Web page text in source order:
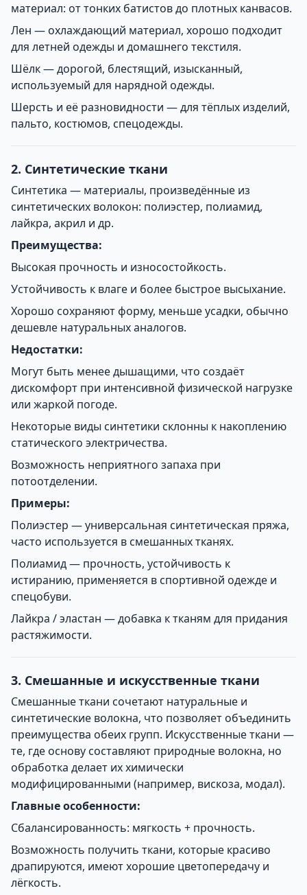
материал: от тонких батистов до плотных канвасов.
Лен — охлаждающий материал, хорошо подходит
для летней одежды и домашнего текстиля.
Шёлк — дорогой, блестящий, изысканный,
используемый для нарядной одежды.
Шерсть и её разновидности — для тёплых изделий,
пальто, костюмов, спецодежды.
2. Синтетические ткани
Синтетика — материалы, произведённые из
синтетических волокон: полиэстер, полиамид,
лайкра, акрил и др.
Преимущества:
Высокая прочность и износостойкость.
Устойчивость к влаге и более быстрое высыхание.
Хорошо сохраняют форму, меньше усадки, обычно
дешевле натуральных аналогов.
Недостатки:
Могут быть менее дышащими, что создаёт
дискомфорт при интенсивной физической нагрузке
или жаркой погоде.
Некоторые виды синтетики склонны к накоплению
статического электричества.
Возможность неприятного запаха при
потоотделении.
Примеры:
Полиэстер — универсальная синтетическая пряжа,
часто используется в смешанных тканях.
Полиамид — прочность, устойчивость к
истиранию, применяется в спортивной одежде и
спецобуви.
Лайкра / эластан — добавка к тканям для придания
растяжимости.
3. Смешанные и искусственные ткани
Смешанные ткани сочетают натуральные и
синтетические волокна, что позволяет объединить
преимущества обеих групп. Искусственные ткани —
те, где основу составляют природные волокна, но
обработка делает их химически
модифицированными (например, вискоза, модал).
Главные особенности:
Сбалансированность: мягкость + прочность.
Возможность получить ткани, которые красиво
драпируются, имеют хорошие цветопередачу и
лёгкость.